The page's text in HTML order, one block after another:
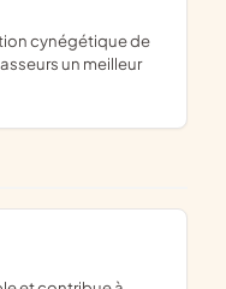
un meilleur